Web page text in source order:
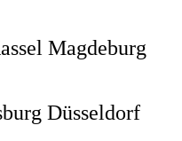
Magdeburg
Düsseldorf